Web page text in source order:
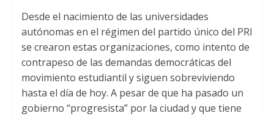
Desde el nacimiento de las universidades
autónomas en el régimen del partido único del PRI
se crearon estas organizaciones, como intento de
contrapeso de las demandas democráticas del
movimiento estudiantil y siguen sobreviviendo
hasta el día de hoy. A pesar de que ha pasado un
gobierno “progresista” por la ciudad y que tiene